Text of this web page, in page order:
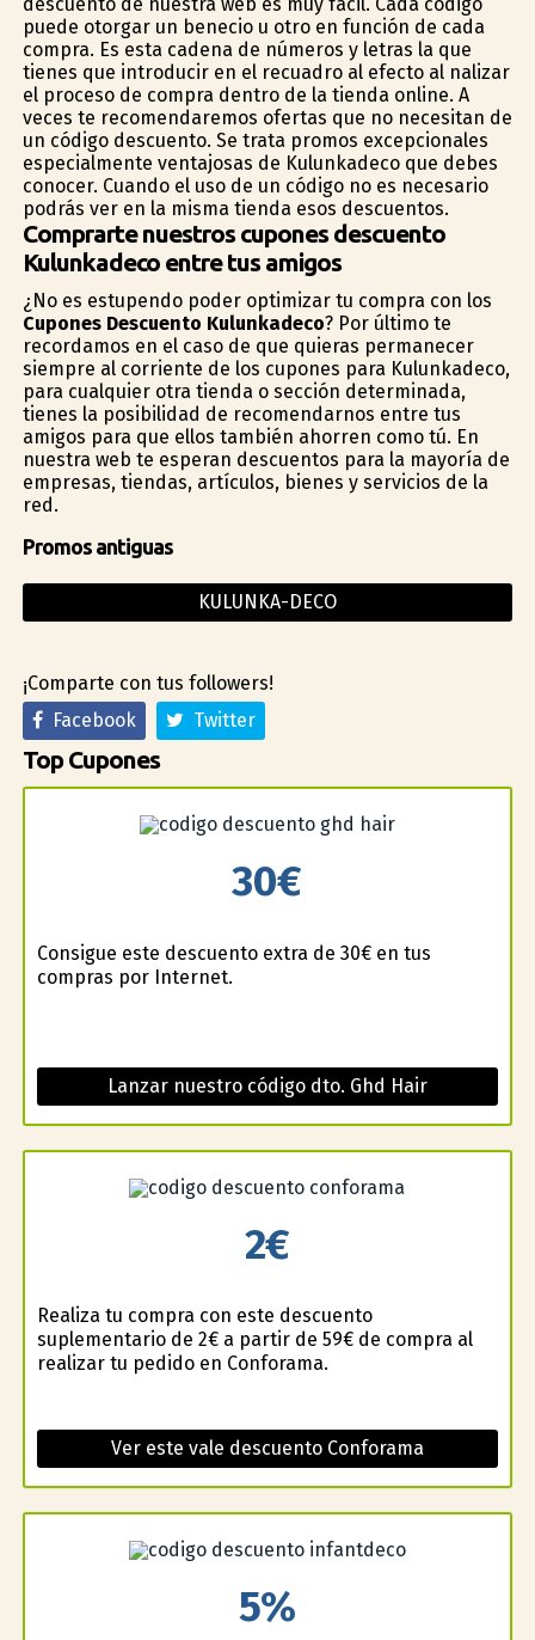
puede otorgar un beneficio u otro en función de cada
compra. Es esta cadena de números y letras la que
tienes que introducir en el recuadro al efecto al finalizar
el proceso de compra dentro de la tienda online. A
veces te recomendaremos ofertas que no necesitan de
un código descuento. Se trata promos excepcionales
especialmente ventajosas de Kulunkadeco que debes
conocer. Cuando el uso de un código no es necesario
podrás ver en la misma tienda esos descuentos.
Comprarte nuestros cupones descuento
Kulunkadeco entre tus amigos
¿No es estupendo poder optimizar tu compra con los
Cupones Descuento Kulunkadeco? Por último te
recordamos en el caso de que quieras permanecer
siempre al corriente de los cupones para Kulunkadeco,
para cualquier otra tienda o sección determinada,
tienes la posibilidad de recomendarnos entre tus
amigos para que ellos también ahorren como tú. En
nuestra web te esperan descuentos para la mayoría de
empresas, tiendas, artículos, bienes y servicios de la
red.
Promos antiguas
KULUNKA-DECO
¡Comparte con tus followers!
Facebook
Twitter
Top Cupones
30€
Consigue este descuento extra de 30€ en tus
compras por Internet.
Lanzar nuestro código dto. Ghd Hair
2€
Realiza tu compra con este descuento
suplementario de 2€ a partir de 59€ de compra al
realizar tu pedido en Conforama.
Ver este vale descuento Conforama
5%